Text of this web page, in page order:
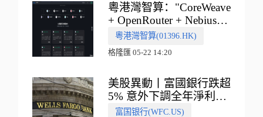
粵港灣智算："CoreWeave
+ OpenRouter + Nebius"
多向融合的中國智算新範
式
粵港灣智算(01396.HK)
格隆匯 05-22 14:20
美股異動丨富國銀行跌超
5% 意外下調全年淨利息
收入指引
富国银行(WFC.US)